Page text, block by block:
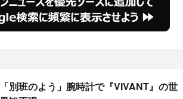
「別班のよう」腕時計で『VIVANT』の世